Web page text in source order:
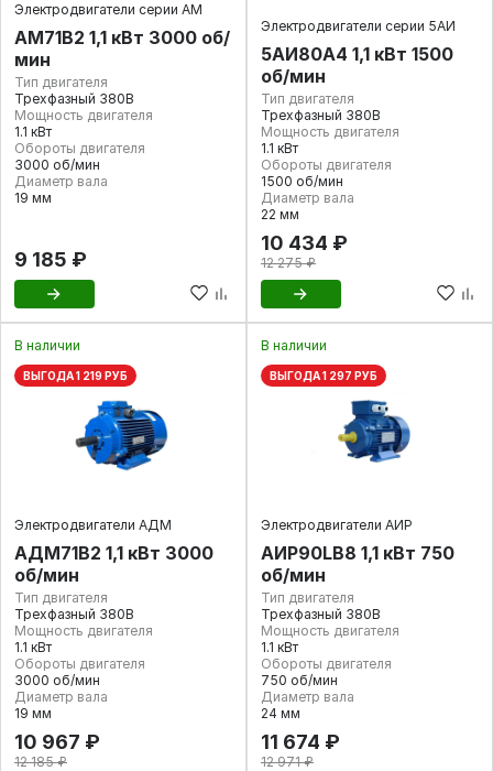
Электродвигатели серии АМ
АМ71В2 1,1 кВт 3000 об/
мин
Тип двигателя
Трехфазный 380В
Мощность двигателя
1.1 кВт
Обороты двигателя
3000 об/мин
Диаметр вала
19 мм
9 185 ₽
Электродвигатели серии 5АИ
5АИ80А4 1,1 кВт 1500
об/мин
Тип двигателя
Трехфазный 380В
Мощность двигателя
1.1 кВт
Обороты двигателя
1500 об/мин
Диаметр вала
22 мм
10 434 ₽
12 275 ₽
В наличии
ВЫГОДА 1 219 РУБ
Электродвигатели АДМ
АДМ71В2 1,1 кВт 3000
об/мин
Тип двигателя
Трехфазный 380В
Мощность двигателя
1.1 кВт
Обороты двигателя
3000 об/мин
Диаметр вала
19 мм
10 967 ₽
12 185 ₽
В наличии
ВЫГОДА 1 297 РУБ
Электродвигатели АИР
АИР90LВ8 1,1 кВт 750
об/мин
Тип двигателя
Трехфазный 380В
Мощность двигателя
1.1 кВт
Обороты двигателя
750 об/мин
Диаметр вала
24 мм
11 674 ₽
12 971 ₽